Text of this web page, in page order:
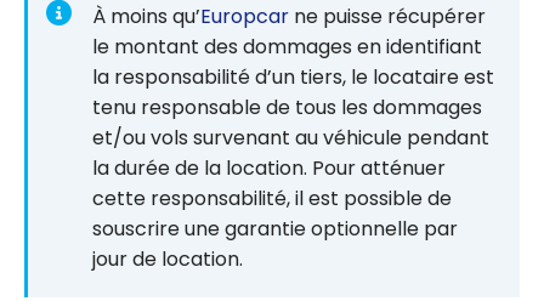
À moins qu’Europcar ne puisse récupérer
le montant des dommages en identifiant
la responsabilité d’un tiers, le locataire est
tenu responsable de tous les dommages
et/ou vols survenant au véhicule pendant
la durée de la location. Pour atténuer
cette responsabilité, il est possible de
souscrire une garantie optionnelle par
jour de location.